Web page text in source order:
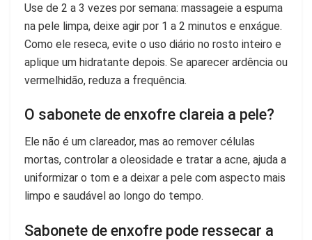
Use de 2 a 3 vezes por semana: massageie a espuma
na pele limpa, deixe agir por 1 a 2 minutos e enxágue.
Como ele reseca, evite o uso diário no rosto inteiro e
aplique um hidratante depois. Se aparecer ardência ou
vermelhidão, reduza a frequência.
O sabonete de enxofre clareia a pele?
Ele não é um clareador, mas ao remover células
mortas, controlar a oleosidade e tratar a acne, ajuda a
uniformizar o tom e a deixar a pele com aspecto mais
limpo e saudável ao longo do tempo.
Sabonete de enxofre pode ressecar a